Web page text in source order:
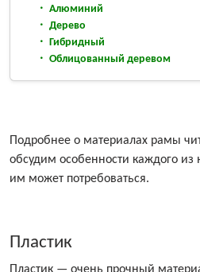
Алюминий
Дерево
Гибридный
Облицованный деревом
Подробнее о материалах рамы
обсудим особенности каждого из
им может потребоваться.
Пластик